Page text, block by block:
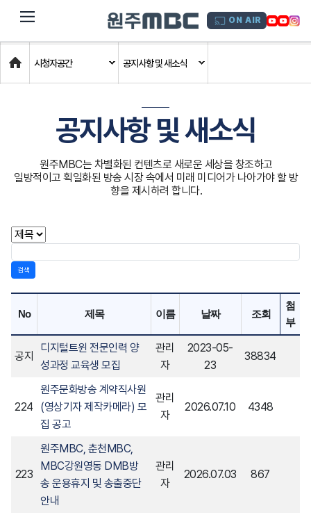
dehaze ON AIR
Home
시청자공간 공지사항 및 새소식
공지사항 및 새소식
원주MBC는 차별화된 컨텐츠로 새로운 세상을 창조하고
일방적이고 획일화된 방송 시장 속에서 미래 미디어가 나아가야 할 방
향을 제시하려 합니다.
검색
No 제목 이름 날짜 조회
첨
부
공지
디지털트윈 전문인력 양
성과정 교육생 모집
관리
자
2023-05-
23
38834
224
원주문화방송 계약직사원
(영상기자 제작카메라) 모
집 공고
관리
자
2026.07.10 4348
223
원주MBC, 춘천MBC,
MBC강원영동 DMB방
송 운용휴지 및 송출중단
안내
관리
자
2026.07.03 867